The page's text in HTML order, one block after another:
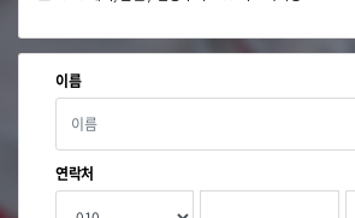
이름
연락처